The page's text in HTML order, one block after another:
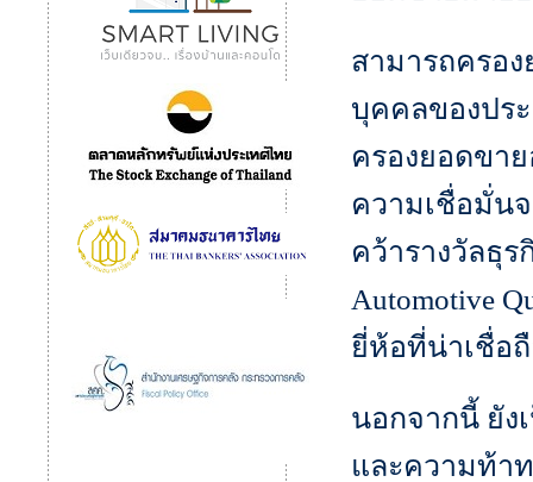
สามารถครอ
บุคคลของปร
ครองยอดขา
ความเชื่อมั่น
คว้ารางวัลธุ
Automotive
ยี่ห้อที่น่าเชื่อถื
นอกจากนี้ ยัง
และความท้า